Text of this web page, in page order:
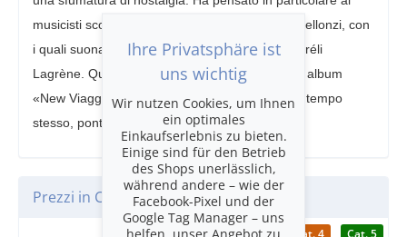
musicisti scomparsi Pierre Michelot e Charles Bellonzi, con
i quali suonava accanto al chitarrista virtuoso Biréli
Lagrène. Questi ricordi sono confluiti nel nuovo album
«New Viaggio», come omaggio al passato e, al tempo
stesso, ponte verso il futuro.
Prezzi in CHF
Cat. 1 Cat. 2 Cat. 3 Cat. 4 Cat. 5
Ihre Privatsphäre ist
uns wichtig
Wir nutzen Cookies, um Ihnen
ein optimales
Einkaufserlebnis zu bieten.
Einige sind für den Betrieb
des Shops unerlässlich,
während andere – wie der
Facebook-Pixel und der
Google Tag Manager – uns
helfen, unser Angebot zu